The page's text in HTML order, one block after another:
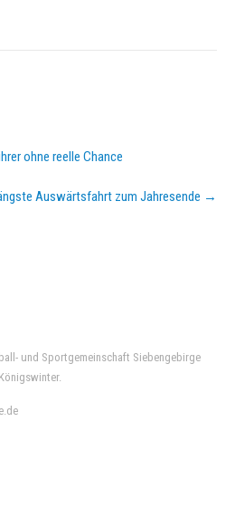
ohne reelle Chance
Auswärtsfahrt zum Jahresende →
und Sportgemeinschaft Siebengebirge